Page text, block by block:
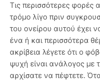
Τις περισσότερες φορές
τρόμο λίγο πριν
του ονείρου αυτού έχει
ένα ή και περισσότερα
ακρίβεια λέγετε ότι ο
ψυχή είναι ανάλογος με
αρχίσατε να πέφτετε.